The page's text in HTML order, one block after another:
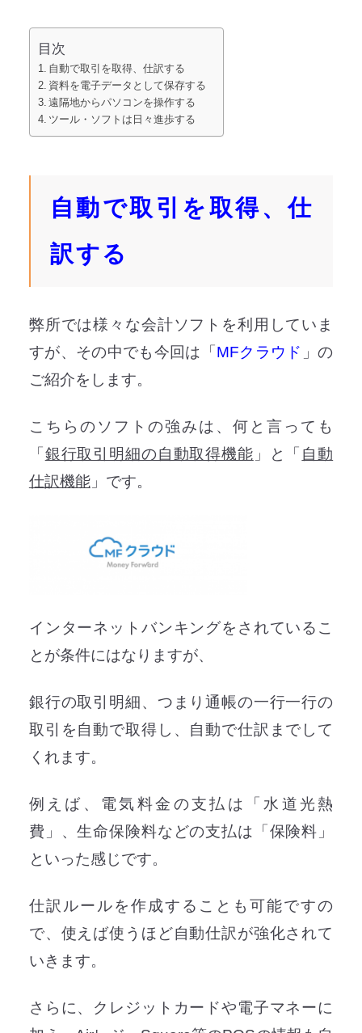
目次
自動で取引を取得、仕訳する
資料を電子データとして保存する
遠隔地からパソコンを操作する
ツール・ソフトは日々進歩する
自動で取引を取得、仕
訳する
弊所では様々な会計ソフトを利用していま
すが、その中でも今回は「MFクラウド 」の
ご紹介をします。
こちらのソフトの強みは、何と言っても
「銀行取引明細の自動取得機能 」と「 自動
仕訳機能」です。
インターネットバンキングをされているこ
とが条件にはなりますが、
銀行の取引明細、つまり通帳の一行一行の
取引を自動で取得し、自動で仕訳までして
くれます。
例えば、電気料金の支払は「水道光熱
費」、生命保険料などの支払は「保険料」
といった感じです。
仕訳ルールを作成することも可能ですの
で、使えば使うほど自動仕訳が強化されて
いきます。
さらに、クレジットカードや電子マネーに